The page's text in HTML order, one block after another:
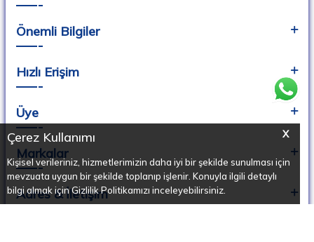
X
Çerez Kullanımı
Kişisel verileriniz, hizmetlerimizin daha iyi bir şekilde sunulması için
mevzuata uygun bir şekilde toplanıp işlenir. Konuyla ilgili detaylı
bilgi almak için Gizlilik Politikamızı inceleyebilirsiniz.
Önemli Bilgiler
Hızlı Erişim
Üye
Markalar
Adres & İletişim